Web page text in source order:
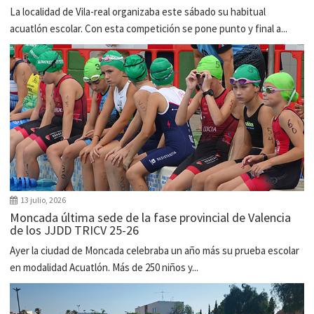
La localidad de Vila-real organizaba este sábado su habitual
acuatlón escolar. Con esta competición se pone punto y final a...
13 julio, 2026
Moncada última sede de la fase provincial de Valencia
de los JJDD TRICV 25-26
Ayer la ciudad de Moncada celebraba un año más su prueba escolar
en modalidad Acuatlón. Más de 250 niños y...